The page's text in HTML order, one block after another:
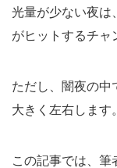
光量が少ない夜は
がヒットするチャ
ただし、闇夜の中
大きく左右します。
この記事では、筆